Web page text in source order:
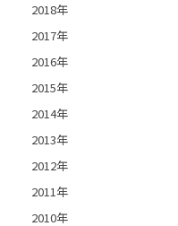
2018年
2017年
2016年
2015年
2014年
2013年
2012年
2011年
2010年